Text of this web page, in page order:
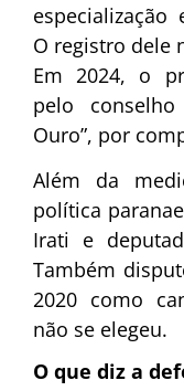
O registro dele
Em 2024, o
pelo
Ouro”, por
Além da
política
Irati e
Também
2020 como
não se elegeu.
O que diz a